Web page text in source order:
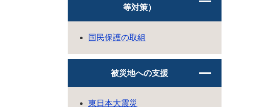
等対策）
国民保護の取組
被災地への支援
東日本大震災